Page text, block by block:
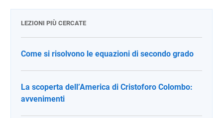
LEZIONI PIÙ CERCATE
Come si risolvono le equazioni di secondo grado
La scoperta dell’America di Cristoforo Colombo:
avvenimenti